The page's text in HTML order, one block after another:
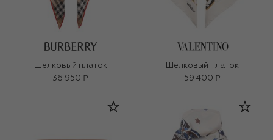
Шелковый платок
36 950 ₽
Шелковый платок
59 400 ₽